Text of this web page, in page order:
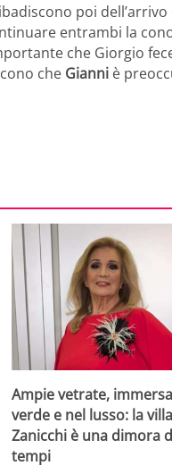
poi dell’arrivo
entrambi la
che Giorgio
che Gianni è
Ampie vetrate,
verde e nel lusso: la
Zanicchi è una dimora
tempi